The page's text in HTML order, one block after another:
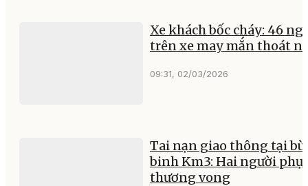
Xe khách bốc cháy: 46
trên xe may mắn thoát
09:31, 02/03/2026
Tai nạn giao thông tại
binh Km3: Hai người phụ
thương vong